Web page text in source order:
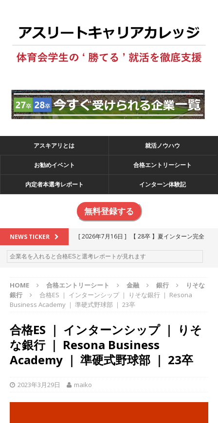
アスキアリとは 就活ノウハウ
お勧めイベント 合格エントリーシート
内定者本選考レポート インターン体験記
無料登録する
NEWS TICKER [ 2026年7月16日 ]
【 28卒 】夏インターン完全
攻略セミナー ｜ 予約フォーム
お勧めイベン
[ 2026年6月13日 ] ≪ 27卒 ≫アスキヤリ個人相
談｜予約フォーム
お勧めイベント
る優良企業一覧（26社）
体育会積極採用企業
[ 2026年5月16日 ] 【 2028卒 】 今すぐ受けられ
る優良企業一覧（15社）
体育会積極採用企業
[ 2026年5月15日 ]
学生を求めアスキヤリ限定イベント開催!! 】 世界
HOME 合格エントリーシート 金融 銀行
りそな
銀行
合格ES ｜ インターンシップ ｜ りそな銀行 ｜ Resona
Business Academy ｜ 準硬式野球部 ｜ 23卒
合格ES ｜ インターンシップ ｜ りそ
な銀行 ｜ Resona Business
Academy ｜ 準硬式野球部 ｜ 23卒
2023年3月29日 maiko